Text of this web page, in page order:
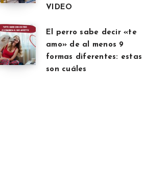
VIDEO
El perro sabe decir «te
amo» de al menos 9
formas diferentes: estas
son cuáles